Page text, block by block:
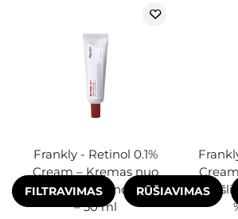
Frankly - Retinol 0.1%
Cream – Kremas nuo
Raukšlių su Retinoliu 0,1 %
– 30 ml
FILTRAVIMAS RŪŠIAVIMAS